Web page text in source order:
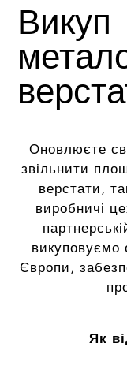
Викуп
Оновлюєте
звільнити
верстати,
виробничі
викуповуємо
Європи,
Як